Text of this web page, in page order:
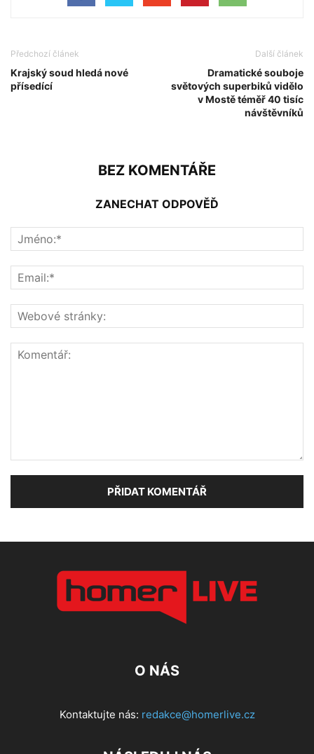
Předchozí článek
Krajský soud hledá nové
přísedící
Další článek
Dramatické souboje
světových superbiků vidělo
v Mostě téměř 40 tisíc
návštěvníků
BEZ KOMENTÁŘE
ZANECHAT ODPOVĚĎ
O NÁS
Kontaktujte nás: redakce@homerlive.cz